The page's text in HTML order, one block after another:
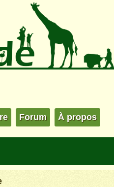
Forum À propos